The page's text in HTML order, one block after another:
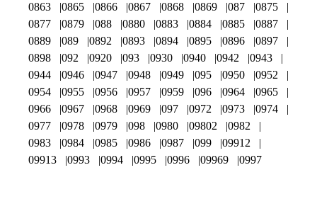
0863
0865 0866 0867 0868 0869 087
0875
0877
0879 088 0880 0883 0884 0885
0887
0889
089 0892 0893 0894 0895 0896
0897
0898
092 0920 093 0930 0940 0942
0943
0944
0946 0947 0948 0949 095 0950
0952
0954
0955 0956 0957 0959 096 0964
0965
0966
0967 0968 0969 097 0972 0973
0974
0977
0978 0979 098 0980 09802
0982
0983
0984 0985 0986 0987 099
09912
09913
0993 0994 0995 0996 09969 0997